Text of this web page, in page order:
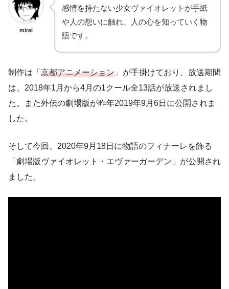
mirai
感情を持たない少女ヴァイオレットが手紙
や人の想いに触れ、人の心を知っていく物
語です。
制作は「 京都アニメーション 」が手掛けており、放送期間
は、2018年1月から4月の1クール全13話が放送されまし
た。また外伝の劇場版が昨年2019年9月6日に公開されま
した。
そして今回、2020年9月18日に物語のフィナーレを飾る
「劇場版ヴァイオレット・エヴァーガーデン」が公開され
ました。